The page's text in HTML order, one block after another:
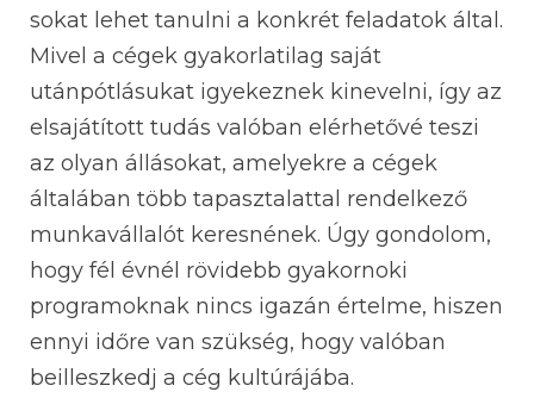
sokat lehet tanulni a konkrét feladatok által.
Mivel a cégek gyakorlatilag saját
utánpótlásukat igyekeznek kinevelni, így az
elsajátított tudás valóban elérhetővé teszi
az olyan állásokat, amelyekre a cégek
általában több tapasztalattal rendelkező
munkavállalót keresnének. Úgy gondolom,
hogy fél évnél rövidebb gyakornoki
programoknak nincs igazán értelme, hiszen
ennyi időre van szükség, hogy valóban
beilleszkedj a cég kultúrájába.